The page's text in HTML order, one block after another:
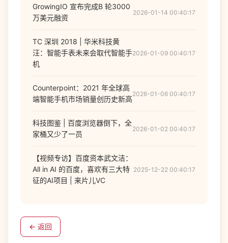
GrowingIO 宣布完成B 轮3000
万美元融资
2026-01-14 00:40:17
TC 深圳 2018 | 华米科技黄
汪：智能手表未来会取代智能手
机
2026-01-09 00:40:17
Counterpoint：2021 年全球高
端智能手机市场销量创历史新高
2026-01-06 00:40:17
科技图鉴 | 百度浏览器倒下，全
家桶又少了一员
2026-01-02 00:40:17
【视频专访】百度资本武文洁：
All in AI 的百度，喜欢有三大特
征的AI项目 | 来片儿VC
2025-12-22 00:40:17
← 返回